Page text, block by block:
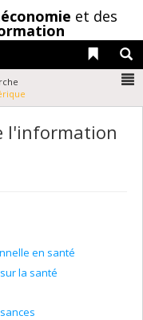
et des
Liens
l'information
en santé
la santé